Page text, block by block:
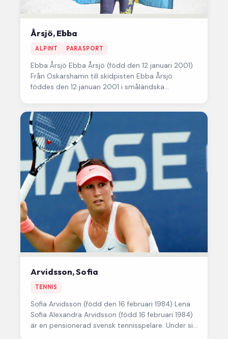
Årsjö, Ebba
ALPINT PARASPORT
Ebba Årsjö Ebba Årsjö (född den 12 januari 2001)
Från Oskarshamn till skidpisten Ebba Årsjö
föddes den 12 januari 2001 i småländska
Arvidsson, Sofia
TENNIS
Sofia Arvidsson (född den 16 februari 1984) Lena
Sofia Alexandra Arvidsson (född 16 februari 1984)
är en pensionerad svensk tennisspelare. Under sin